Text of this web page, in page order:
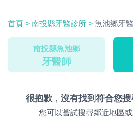
首頁 > 南投縣牙醫診所 > 魚池鄉牙
南投縣魚池鄉
牙醫師
很抱歉，沒有找到符合您搜
您可以嘗試搜尋鄰近地區